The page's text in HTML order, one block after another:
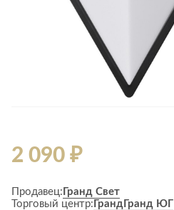
2 090 ₽
Продавец: Гранд Свет
Торговый центр: Гранд Гранд ЮГ